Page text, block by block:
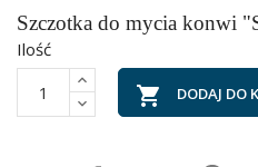
Szczotka do mycia konwi
Ilość
 DODAJ DO